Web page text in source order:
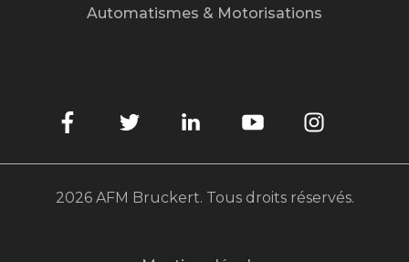
Automatismes & Motorisations
2026 AFM Bruckert. Tous droits réservés.